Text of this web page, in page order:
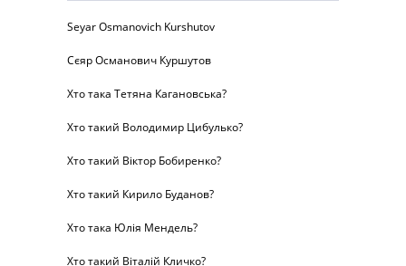
Seyar Osmanovich Kurshutov
Сєяр Османович Куршутов
Хто така Тетяна Кагановська?
Хто такий Володимир Цибулько?
Хто такий Віктор Бобиренко?
Хто такий Кирило Буданов?
Хто така Юлія Мендель?
Хто такий Віталій Кличко?